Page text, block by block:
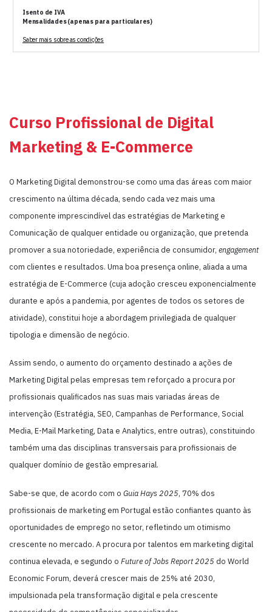
Curso Profissional de Digital
Marketing & E-Commerce
O Marketing Digital demonstrou-se como uma das áreas com maior
crescimento na última década, sendo cada vez mais uma
componente imprescindível das estratégias de Marketing e
Comunicação de qualquer entidade ou organização, que pretenda
promover a sua notoriedade, experiência de consumidor, engagement
com clientes e resultados. Uma boa presença online, aliada a uma
estratégia de E-Commerce (cuja adoção cresceu exponencialmente
durante e após a pandemia, por agentes de todos os setores de
atividade), constitui hoje a abordagem privilegiada de qualquer
tipologia e dimensão de negócio.
Assim sendo, o aumento do orçamento destinado a ações de
Marketing Digital pelas empresas tem reforçado a procura por
profissionais qualificados nas suas mais variadas áreas de
intervenção (Estratégia, SEO, Campanhas de Performance, Social
Media, E-Mail Marketing, Data e Analytics, entre outras), constituindo
também uma das disciplinas transversais para profissionais de
qualquer domínio de gestão empresarial.
Sabe-se que, de acordo com o Guia Hays 2025, 70% dos
profissionais de marketing em Portugal estão confiantes quanto às
oportunidades de emprego no setor, refletindo um otimismo
crescente no mercado. A procura por talentos em marketing digital
continua elevada, e segundo o Future of Jobs Report 2025 do World
Economic Forum, deverá crescer mais de 25% até 2030,
impulsionada pela transformação digital e pela crescente
Isento de IVA
Mensalidades (apenas para particulares)
Saber mais sobre as condições